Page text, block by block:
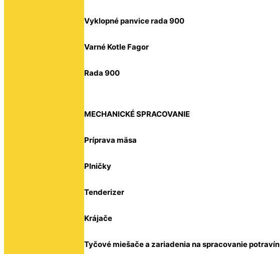
Vyklopné panvice rada 900
Varné Kotle Fagor
Rada 900
MECHANICKÉ SPRACOVANIE
Príprava mäsa
Plničky
Tenderizer
Krájače
Tyčové miešače a zariadenia na spracovanie potravín